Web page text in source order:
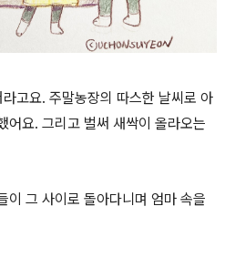
고요. 주말농장의 따스한 날씨로 아
어요. 그리고 벌써 새싹이 올라오는
이 그 사이로 돌아다니며 엄마 속을